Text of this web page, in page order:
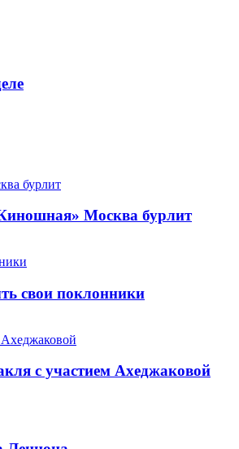
Москва бурлит
свои поклонники
с участием Ахеджаковой